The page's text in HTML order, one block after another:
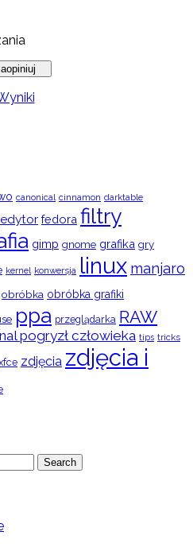
canonical cinnamon darktable
edytor fedora filtry
gimp gnome grafika gry
kernel konwersja linux manjaro
obróbka obróbka grafiki
ppa przeglądarka RAW
pogryzł człowieka tips tricks
zdjęcia zdjęcia i
Search